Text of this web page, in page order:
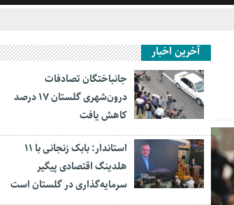
آخرین اخبار
جانباختگان تصادفات
درون‌شهری گلستان ۱۷ درصد
کاهش یافت
استاندار: بابک زنجانی با ۱۱
هلدینگ اقتصادی پیگیر
سرمایه‌گذاری در گلستان است